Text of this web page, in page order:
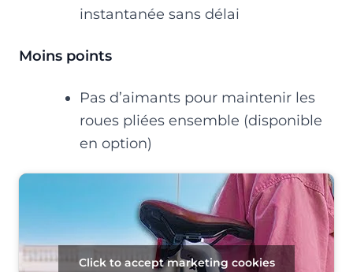
instantanée sans délai
Moins points
Pas d’aimants pour maintenir les
roues pliées ensemble (disponible
en option)
Click to accept marketing cookies